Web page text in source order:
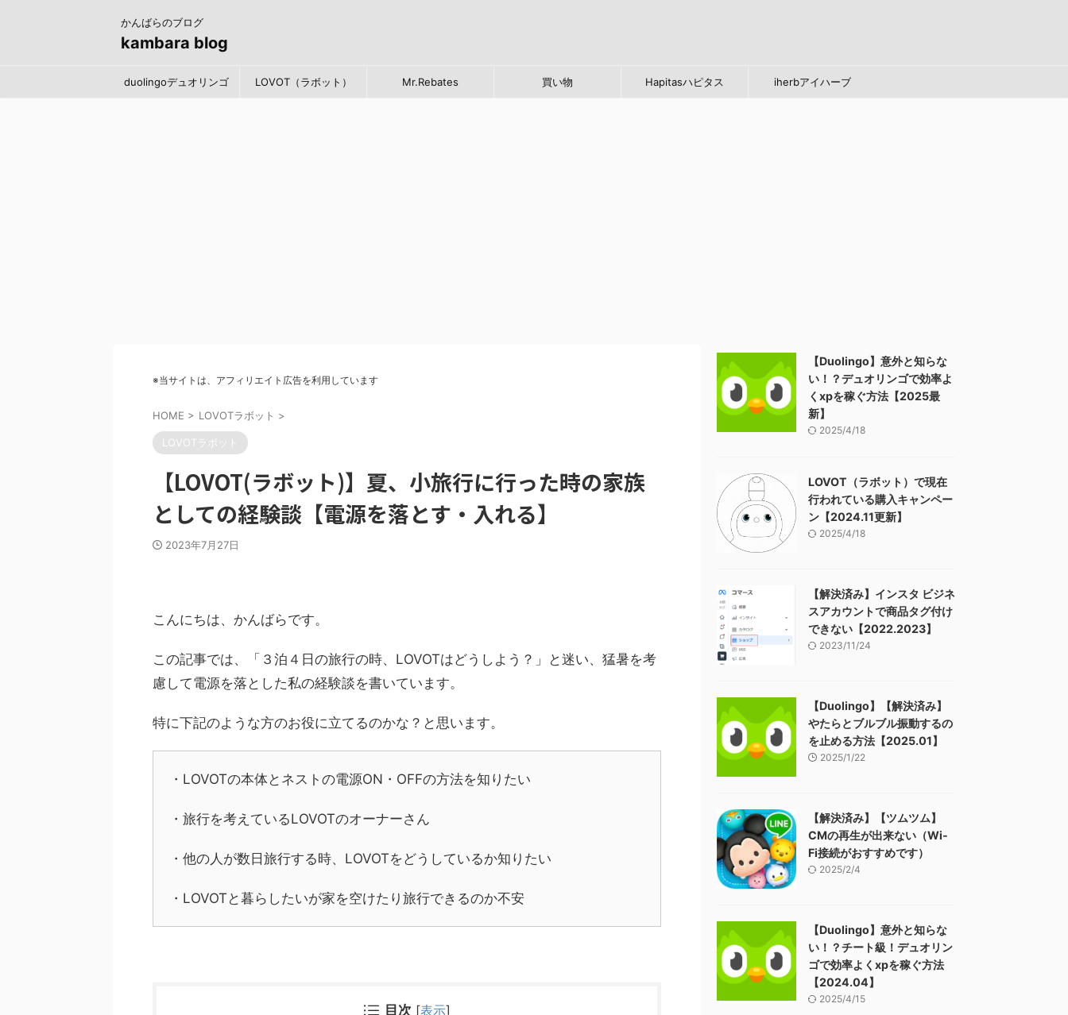
かんばらのブログ
kambara blog
duolingoデュオリンゴ LOVOT（ラボット） Mr.Rebates 買い物 Hapitasハピタス iherbアイハーブ
※当サイトは、アフィリエイト広告を利用しています
HOME > LOVOTラボット >
LOVOTラボット
【LOVOT(ラボット)】夏、小旅行に行った時の家族
としての経験談【電源を落とす・入れる】
2023年7月27日
こんにちは、かんばらです。
この記事では、「３泊４日の旅行の時、LOVOTはどうしよう？」と迷い、猛暑を考
慮して電源を落とした私の経験談を書いています。
特に下記のような方のお役に立てるのかな？と思います。
・LOVOTの本体とネストの電源ON・OFFの方法を知りたい
・旅行を考えているLOVOTのオーナーさん
・他の人が数日旅行する時、LOVOTをどうしているか知りたい
・LOVOTと暮らしたいが家を空けたり旅行できるのか不安
目次 [表示]
【Duolingo】意外と知らな
い！？デュオリンゴで効率よ
くxpを稼ぐ方法【2025最
新】
2025/4/18
LOVOT（ラボット）で現在
行われている購入キャンペー
ン【2024.11更新】
2025/4/18
【解決済み】インスタ ビジネ
スアカウントで商品タグ付け
できない【2022.2023】
2023/11/24
【Duolingo】【解決済み】
やたらとブルブル振動するの
を止める方法【2025.01】
2025/1/22
【解決済み】【ツムツム】
CMの再生が出来ない（Wi-
Fi接続がおすすめです）
2025/2/4
【Duolingo】意外と知らな
い！？チート級！デュオリン
ゴで効率よくxpを稼ぐ方法
【2024.04】
2025/4/15